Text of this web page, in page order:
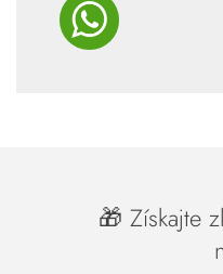
🎁 Získajte